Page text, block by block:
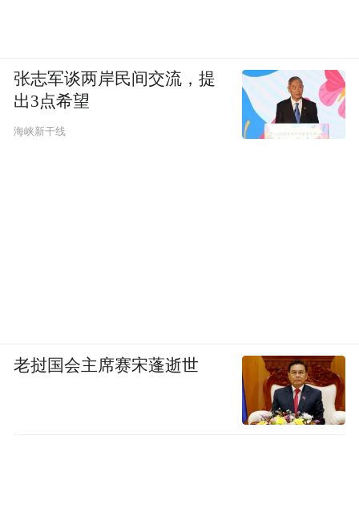
张志军谈两岸民间交流，提
出3点希望
海峡新干线
老挝国会主席赛宋蓬逝世